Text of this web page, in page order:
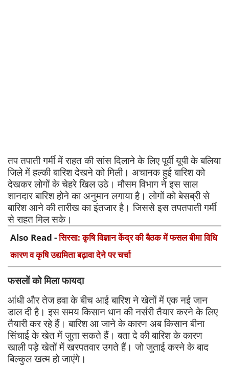
तप तपाती गर्मी में राहत की सांस दिलाने के लिए पूर्वी यूपी के बलिया
जिले में हल्की बारिश देखने को मिली। अचानक हुई बारिश को
देखकर लोगों के चेहरे खिल उठे। मौसम विभाग ने इस साल
शानदार बारिश होने का अनुमान लगाया है। लोगों को बेसब्री से
बारिश आने की तारीख का इंतजार है। जिससे इस तपतपाती गर्मी
से राहत मिल सके।
Also Read -सिरसा: कृषि विज्ञान केंद्र की बैठक में फसल बीमा विधि
कारण व कृषि उद्यमिता बढ़ावा देने पर चर्चा
फसलों को मिला फायदा
आंधी और तेज हवा के बीच आई बारिश ने खेतों में एक नई जान
डाल दी है। इस समय किसान धान की नर्सरी तैयार करने के लिए
तैयारी कर रहे हैं। बारिश आ जाने के कारण अब किसान बीना
सिंचाई के खेत में जुता सकते हैं। बता दे की बारिश के कारण
खाली पड़े खेतों में खरपतवार उगते हैं। जो जुताई करने के बाद
बिल्कुल खत्म हो जाएंगे।